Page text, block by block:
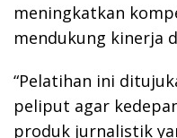
meningkatkan
mendukung kinerja
“Pelatihan ini
peliput agar
produk jurnalistik